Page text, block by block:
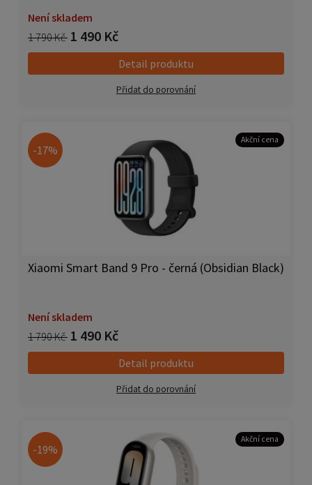
Není skladem
1 790 Kč 1 490 Kč
Detail produktu
Přidat do porovnání
-17%
Akční cena
Xiaomi Smart Band 9 Pro - černá (Obsidian Black)
Není skladem
1 790 Kč 1 490 Kč
Detail produktu
Přidat do porovnání
-19%
Akční cena